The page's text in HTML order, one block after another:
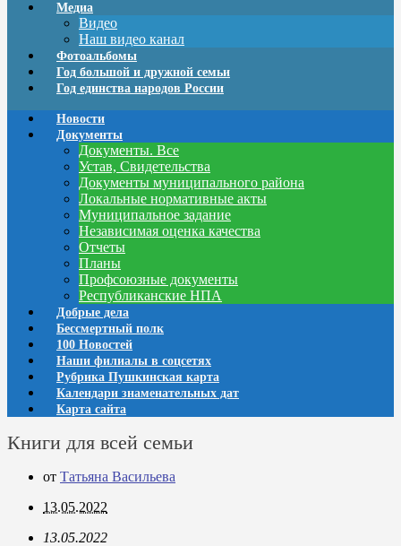
Медиа
Видео
Наш видео канал
Фотоальбомы
Год большой и дружной семьи
Год единства народов России
Новости
Документы
Документы. Все
Устав, Свидетельства
Документы муниципального района
Локальные нормативные акты
Муниципальное задание
Независимая оценка качества
Отчеты
Планы
Профсоюзные документы
Республиканские НПА
Добрые дела
Бессмертный полк
100 Новостей
Наши филиалы в соцсетях
Рубрика Пушкинская карта
Календари знаменательных дат
Карта сайта
Книги для всей семьи
от Татьяна Васильева
13.05.2022
13.05.2022